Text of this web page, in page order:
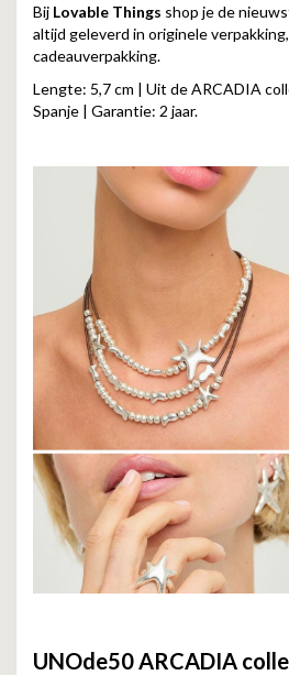
Bij Lovable Things shop je de
altijd geleverd in originele
cadeauverpakking.
Lengte: 5,7 cm | Uit de ARCADIA
Spanje | Garantie: 2 jaar.
UNOde50 ARCADIA